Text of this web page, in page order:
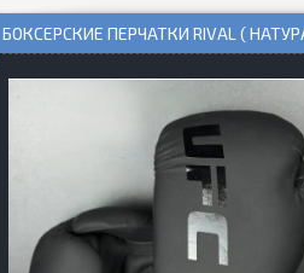
БОКСЕРСКИЕ ПЕРЧАТКИ RIVAL (